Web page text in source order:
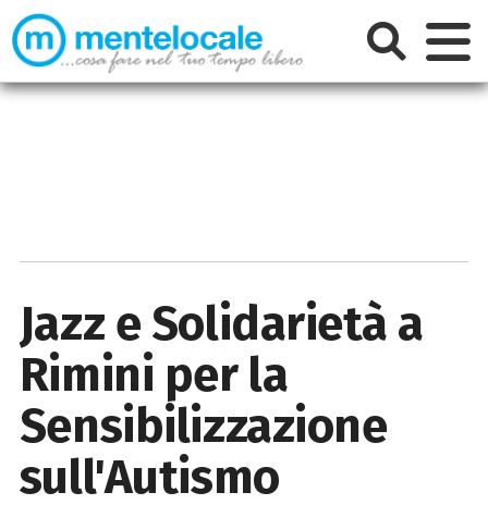
Jazz e Solidarietà a
Rimini per la
Sensibilizzazione
sull'Autismo